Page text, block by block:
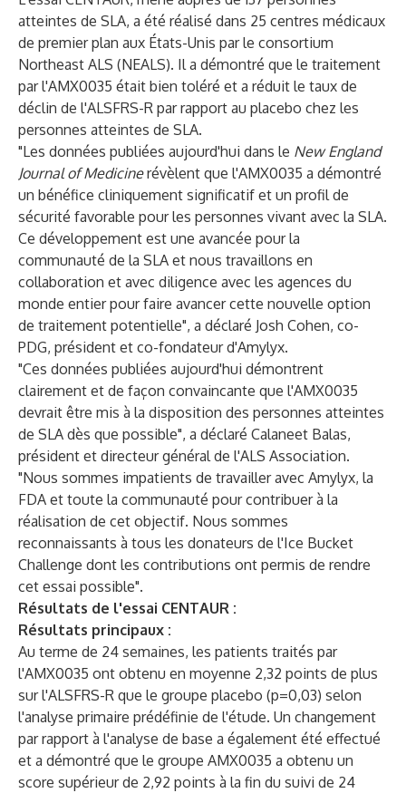
atteintes de SLA, a été réalisé dans 25 centres médicaux
de premier plan aux États-Unis par le consortium
Northeast ALS (NEALS). Il a démontré que le traitement
par l'AMX0035 était bien toléré et a réduit le taux de
déclin de l'ALSFRS-R par rapport au placebo chez les
personnes atteintes de SLA.
"Les données publiées aujourd'hui dans le New England
Journal of Medicinerévèlent que l'AMX0035 a démontré
un bénéfice cliniquement significatif et un profil de
sécurité favorable pour les personnes vivant avec la SLA.
Ce développement est une avancée pour la
communauté de la SLA et nous travaillons en
collaboration et avec diligence avec les agences du
monde entier pour faire avancer cette nouvelle option
de traitement potentielle", a déclaré Josh Cohen, co-
PDG, président et co-fondateur d'Amylyx.
"Ces données publiées aujourd'hui démontrent
clairement et de façon convaincante que l'AMX0035
devrait être mis à la disposition des personnes atteintes
de SLA dès que possible", a déclaré Calaneet Balas,
président et directeur général de l'ALS Association.
"Nous sommes impatients de travailler avec Amylyx, la
FDA et toute la communauté pour contribuer à la
réalisation de cet objectif. Nous sommes
reconnaissants à tous les donateurs de l'Ice Bucket
Challenge dont les contributions ont permis de rendre
cet essai possible".
Résultats de l'essai CENTAUR :
Résultats principaux :
Au terme de 24 semaines, les patients traités par
l'AMX0035 ont obtenu en moyenne 2,32 points de plus
sur l'ALSFRS-R que le groupe placebo (p=0,03) selon
l'analyse primaire prédéfinie de l'étude. Un changement
par rapport à l'analyse de base a également été effectué
et a démontré que le groupe AMX0035 a obtenu un
score supérieur de 2,92 points à la fin du suivi de 24